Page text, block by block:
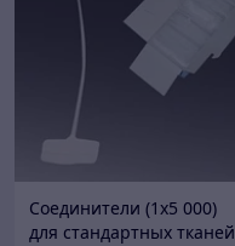
Соединители (1х5 000)
для стандартных тканей